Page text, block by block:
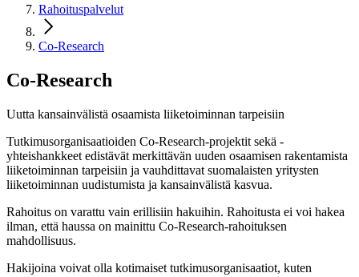
Rahoituspalvelut
Co-Research
Co-Research
Uutta kansainvälistä osaamista liiketoiminnan tarpeisiin
Tutkimusorganisaatioiden Co-Research-projektit sekä -
yhteishankkeet edistävät merkittävän uuden osaamisen rakentamista
liiketoiminnan tarpeisiin ja vauhdittavat suomalaisten yritysten
liiketoiminnan uudistumista ja kansainvälistä kasvua.
Rahoitus on varattu vain erillisiin hakuihin. Rahoitusta ei voi hakea
ilman, että haussa on mainittu Co-Research-rahoituksen
mahdollisuus.
Hakijoina voivat olla kotimaiset tutkimusorganisaatiot, kuten